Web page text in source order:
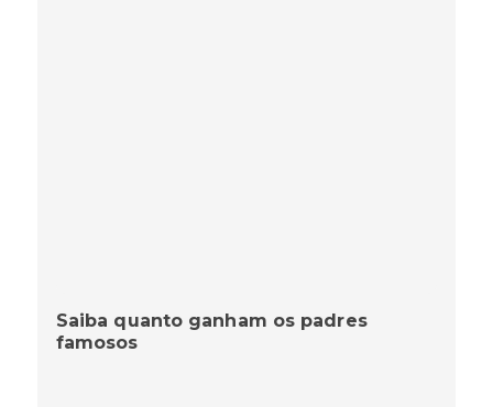
Saiba quanto ganham os padres
famosos